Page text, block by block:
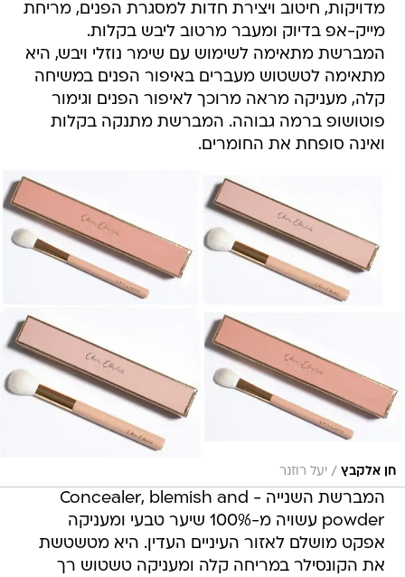
מדויקות, חיטוב ויצירת חדות למסגרת הפנים, מריחת
מייק-אפ בדיוק ומעבר מרטוב ליבש בקלות.
המברשת מתאימה לשימוש עם שימר נוזלי ויבש, היא
מתאימה לטשטוש מעברים באיפור הפנים במשיחה
קלה, מעניקה מראה מרוכך לאיפור הפנים וגימור
פוטושופ ברמה גבוהה. המברשת מתנקה בקלות
ואינה סופחת את החומרים.
חן אלקבץ / יעל רוזנר
המברשת השנייה - Concealer, blemish and
powder עשויה מ-100% שיער טבעי ומעניקה
אפקט מושלם לאזור העיניים העדין. היא מטשטשת
את הקונסילר במריחה קלה ומעניקה טשטוש רך